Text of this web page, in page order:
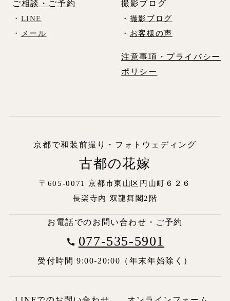
ご相談・ご予約
・ LINE
・
メール
撮影ブログ
・ 撮影ブログ
・ お客様の声
注意事項・プライバシー
ポリシー
京都で和装前撮り・フォトウェディング
古都の花嫁
〒605-0071 京都市東山区円山町６２６
長楽寺内 双龍舞閣2階
お電話でのお問い合わせ・ご予約
077-535-5901
受付時間 9:00-20:00（年末年始除く）